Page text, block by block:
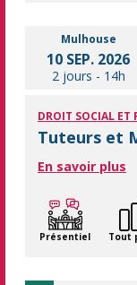
Mulhouse
10 SEP. 2026
2 jours - 14h
DROIT SOCIAL ET
Tuteurs et
En savoir plus
Présentiel Tout